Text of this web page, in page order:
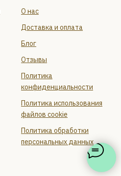
О нас
Доставка и оплата
Блог
Отзывы
Политика
конфиденциальности
Политика использования
файлов cookie
Политика обработки
персональных данных